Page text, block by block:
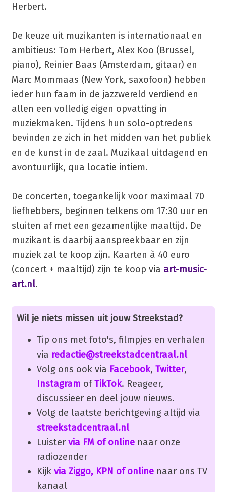
Herbert.
De keuze uit muzikanten is internationaal en
ambitieus: Tom Herbert, Alex Koo (Brussel,
piano), Reinier Baas (Amsterdam, gitaar) en
Marc Mommaas (New York, saxofoon) hebben
ieder hun faam in de jazzwereld verdiend en
allen een volledig eigen opvatting in
muziekmaken. Tijdens hun solo-optredens
bevinden ze zich in het midden van het publiek
en de kunst in de zaal. Muzikaal uitdagend en
avontuurlijk, qua locatie intiem.
De concerten, toegankelijk voor maximaal 70
liefhebbers, beginnen telkens om 17:30 uur en
sluiten af met een gezamenlijke maaltijd. De
muzikant is daarbij aanspreekbaar en zijn
muziek zal te koop zijn. Kaarten à 40 euro
(concert + maaltijd) zijn te koop via art-music-
art.nl.
Wil je niets missen uit jouw Streekstad?
Tip ons met foto's, filmpjes en verhalen
via redactie@streekstadcentraal.nl
Volg ons ook via Facebook, Twitter,
Instagram ofTikTok. Reageer,
discussieer en deel jouw nieuws.
Volg de laatste berichtgeving altijd via
streekstadcentraal.nl
Luister via FM of onlinenaar onze
radiozender
Kijk via Ziggo, KPN of onlinenaar ons TV
kanaal